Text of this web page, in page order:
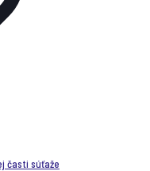
časti súťaže